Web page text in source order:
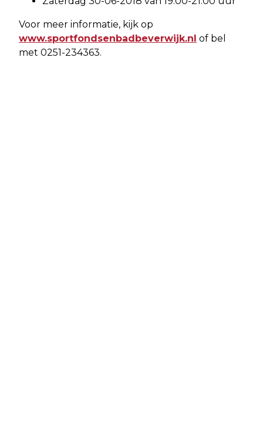
Voor meer informatie, kijk op
www.sportfondsenbadbeverwijk.nl of bel
met 0251-234363.